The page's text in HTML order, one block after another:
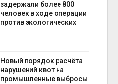
задержали более 800
человек в ходе операции
против экологических
Новый порядок расчёта
нарушений квот на
промышленные выбросы